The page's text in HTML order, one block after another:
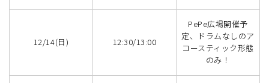
12/14(日) 12:30/13:00
PePe広場開催予
定、ドラムなしのア
コースティック形態
のみ！